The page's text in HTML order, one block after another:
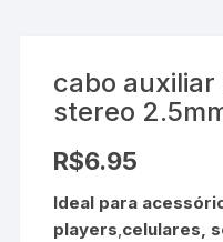
cabo auxiliar
stereo
R$6.95
Ideal para
players,celulares,